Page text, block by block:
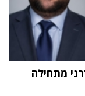
מתחילה